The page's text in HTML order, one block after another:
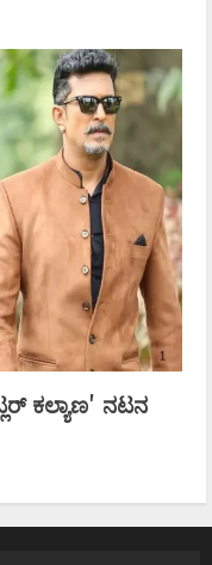
ಕಲ್ಯಾಣʼ ನಟನ